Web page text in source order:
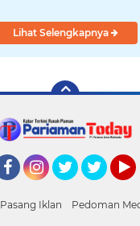
Lihat Selengkapnya
Pasang Iklan Pedoman